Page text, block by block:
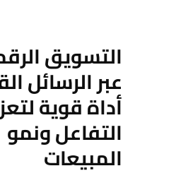
التسويق
عبر الرسائل
أداة قوية
التفاعل ونمو
المبيعات